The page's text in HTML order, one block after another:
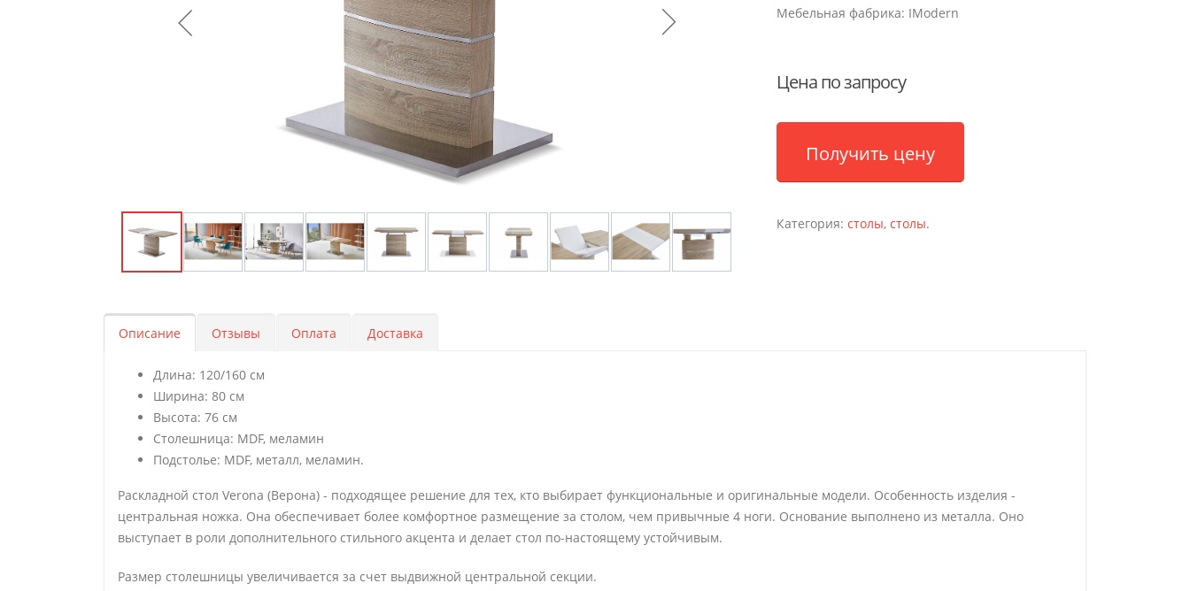
Мебельная фабрика: IModern
Цена по запросу
Получить цену
Категория: столы, столы.
Описание Отзывы Оплата Доставка
Длина: 120/160 см
Ширина: 80 см
Высота: 76 см
Столешница: MDF, меламин
Подстолье: MDF, металл, меламин.
Раскладной стол Verona (Верона) - подходящее решение для тех, кто выбирает функциональные и оригинальные модели. Особенность изделия -
центральная ножка. Она обеспечивает более комфортное размещение за столом, чем привычные 4 ноги. Основание выполнено из металла. Оно
выступает в роли дополнительного стильного акцента и делает стол по-настоящему устойчивым.
Размер столешницы увеличивается за счет выдвижной центральной секции.